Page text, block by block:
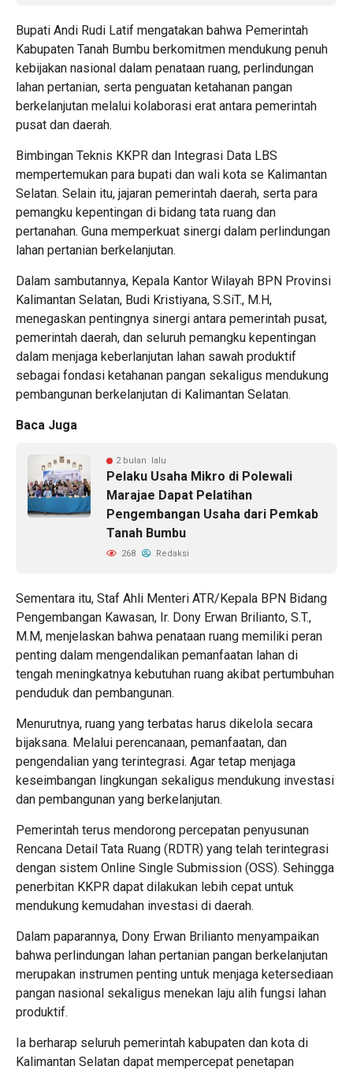
Bupati Andi Rudi Latif mengatakan bahwa Pemerintah
Kabupaten Tanah Bumbu berkomitmen mendukung penuh
kebijakan nasional dalam penataan ruang, perlindungan
lahan pertanian, serta penguatan ketahanan pangan
berkelanjutan melalui kolaborasi erat antara pemerintah
pusat dan daerah.
Bimbingan Teknis KKPR dan Integrasi Data LBS
mempertemukan para bupati dan wali kota se Kalimantan
Selatan. Selain itu, jajaran pemerintah daerah, serta para
pemangku kepentingan di bidang tata ruang dan
pertanahan. Guna memperkuat sinergi dalam perlindungan
lahan pertanian berkelanjutan.
Dalam sambutannya, Kepala Kantor Wilayah BPN Provinsi
Kalimantan Selatan, Budi Kristiyana, S.SiT., M.H,
menegaskan pentingnya sinergi antara pemerintah pusat,
pemerintah daerah, dan seluruh pemangku kepentingan
dalam menjaga keberlanjutan lahan sawah produktif
sebagai fondasi ketahanan pangan sekaligus mendukung
pembangunan berkelanjutan di Kalimantan Selatan.
Baca Juga
2 bulan lalu
Pelaku Usaha Mikro di Polewali
Marajae Dapat Pelatihan
Pengembangan Usaha dari Pemkab
Tanah Bumbu
268 Redaksi
Sementara itu, Staf Ahli Menteri ATR/Kepala BPN Bidang
Pengembangan Kawasan, Ir. Dony Erwan Brilianto, S.T.,
M.M, menjelaskan bahwa penataan ruang memiliki peran
penting dalam mengendalikan pemanfaatan lahan di
tengah meningkatnya kebutuhan ruang akibat pertumbuhan
penduduk dan pembangunan.
Menurutnya, ruang yang terbatas harus dikelola secara
bijaksana. Melalui perencanaan, pemanfaatan, dan
pengendalian yang terintegrasi. Agar tetap menjaga
keseimbangan lingkungan sekaligus mendukung investasi
dan pembangunan yang berkelanjutan.
Pemerintah terus mendorong percepatan penyusunan
Rencana Detail Tata Ruang (RDTR) yang telah terintegrasi
dengan sistem Online Single Submission (OSS). Sehingga
penerbitan KKPR dapat dilakukan lebih cepat untuk
mendukung kemudahan investasi di daerah.
Dalam paparannya, Dony Erwan Brilianto menyampaikan
bahwa perlindungan lahan pertanian pangan berkelanjutan
merupakan instrumen penting untuk menjaga ketersediaan
pangan nasional sekaligus menekan laju alih fungsi lahan
produktif.
Ia berharap seluruh pemerintah kabupaten dan kota di
Kalimantan Selatan dapat mempercepat penetapan